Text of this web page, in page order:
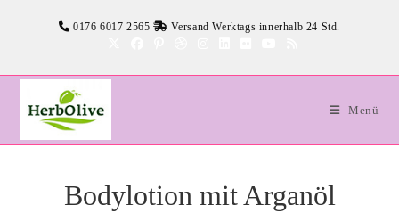
0176 6017 2565 Versand Werktags innerhalb 24 Std.
Menü
Bodylotion mit Arganöl